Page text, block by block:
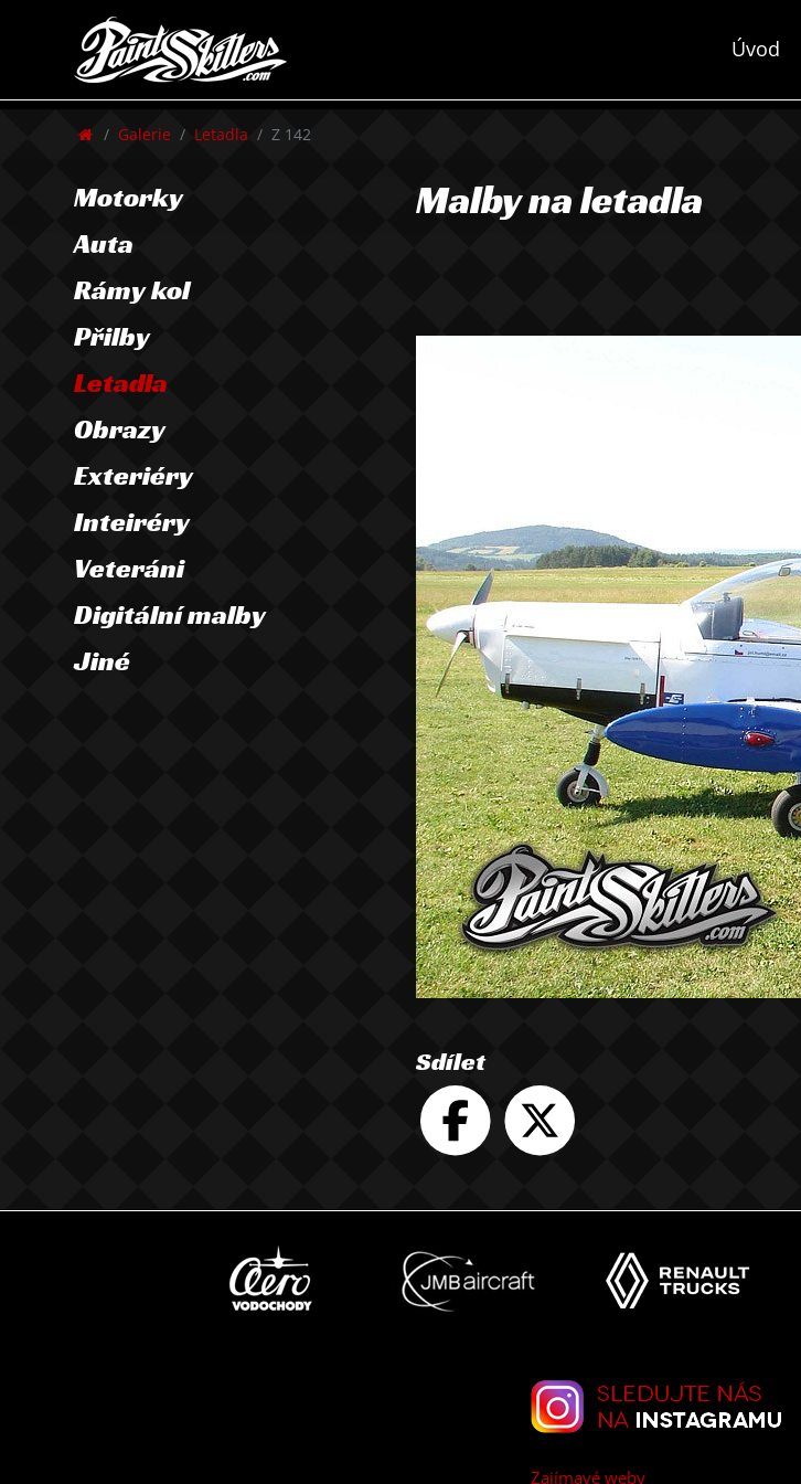
Úvod
Galerie Letadla Z 142
Motorky
Auta
Rámy kol
Přilby
Letadla
Obrazy
Exteriéry
Inteiréry
Veteráni
Digitální malby
Jiné
Malby na letadla
Sdílet
Zajímavé weby